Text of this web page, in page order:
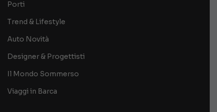
Porti
Trend & Lifestyle
Auto Novità
Designer & Progettisti
Il Mondo Sommerso
Viaggi in Barca